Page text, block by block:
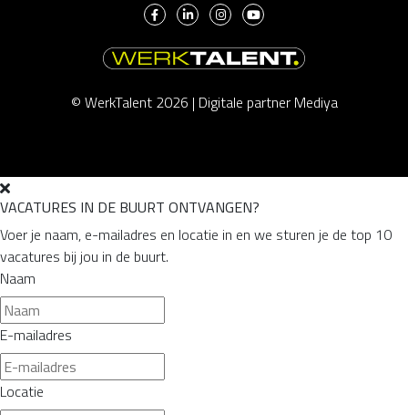
© WerkTalent 2026 | Digitale partner Mediya
VACATURES IN DE BUURT ONTVANGEN?
Voer je naam, e-mailadres en locatie in en we sturen je de top 10
vacatures bij jou in de buurt.
Naam
E-mailadres
Locatie